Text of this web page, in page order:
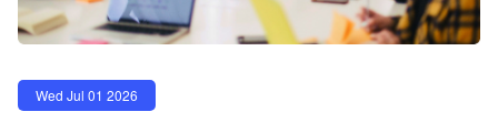
Wed Jul 01 2026